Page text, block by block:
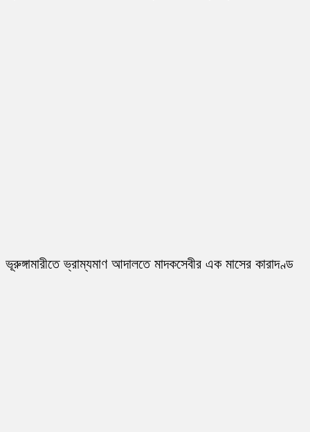
ভূরুঙ্গামারীতে ভ্রাম্যমাণ আদালতে মাদকসেবীর এক মাসের কারাদণ্ড